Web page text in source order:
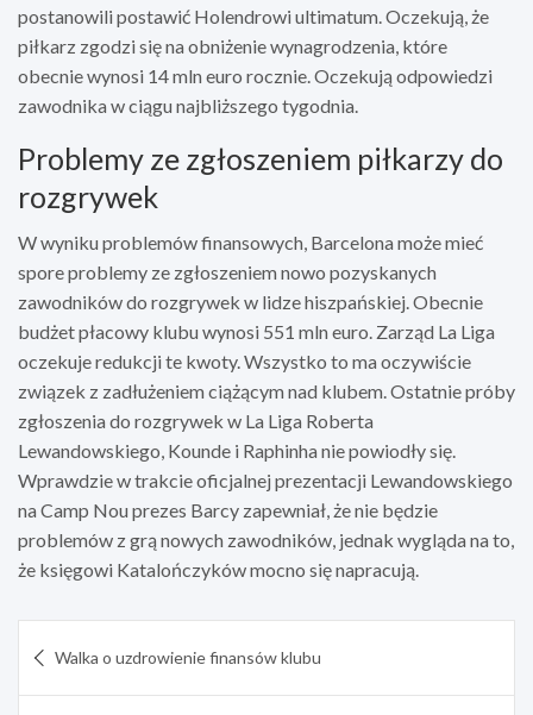
postanowili postawić Holendrowi ultimatum. Oczekują, że
piłkarz zgodzi się na obniżenie wynagrodzenia, które
obecnie wynosi 14 mln euro rocznie. Oczekują odpowiedzi
zawodnika w ciągu najbliższego tygodnia.
Problemy ze zgłoszeniem piłkarzy do
rozgrywek
W wyniku problemów finansowych, Barcelona może mieć
spore problemy ze zgłoszeniem nowo pozyskanych
zawodników do rozgrywek w lidze hiszpańskiej. Obecnie
budżet płacowy klubu wynosi 551 mln euro. Zarząd La Liga
oczekuje redukcji te kwoty. Wszystko to ma oczywiście
związek z zadłużeniem ciążącym nad klubem. Ostatnie próby
zgłoszenia do rozgrywek w La Liga Roberta
Lewandowskiego, Kounde i Raphinha nie powiodły się.
Wprawdzie w trakcie oficjalnej prezentacji Lewandowskiego
na Camp Nou prezes Barcy zapewniał, że nie będzie
problemów z grą nowych zawodników, jednak wygląda na to,
że księgowi Katalończyków mocno się napracują.
wpisu
Walka o uzdrowienie finansów klubu